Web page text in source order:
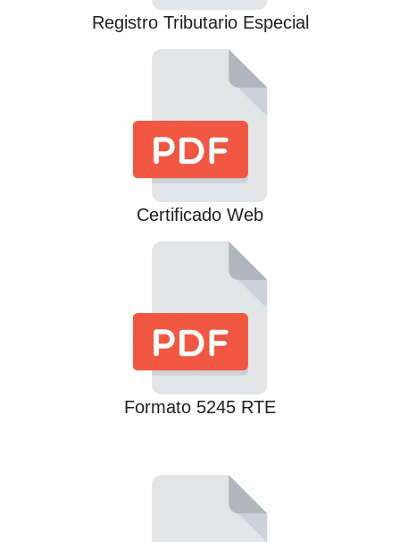
Registro Tributario Especial
Certificado Web
Formato 5245 RTE